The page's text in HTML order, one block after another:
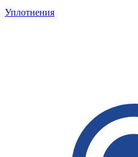
Уплотнения